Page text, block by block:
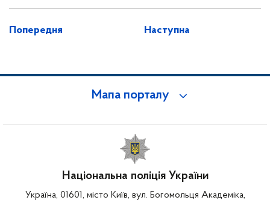
Попередня Наступна
Мапа порталу
Національна поліція України
Україна, 01601, місто Київ, вул. Богомольця Академіка,